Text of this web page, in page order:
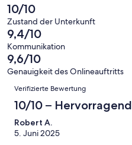
-
Hervorragend
8
-
Gut
Bewertung
von
6
-
Okay
eine
Bewertung
von
4
-
Schlecht
Gästebewertungen
haben
eine
Bewertung
von
2
Ungenügend
10/10
Zustand der Unterkunft
9,4/10
Kommunikation
9,6/10
Genauigkeit des Onlineauftritts
Bewertungen
Verifizierte Bewertung
10/10 – Hervorragend
Robert A.
5. Juni 2025